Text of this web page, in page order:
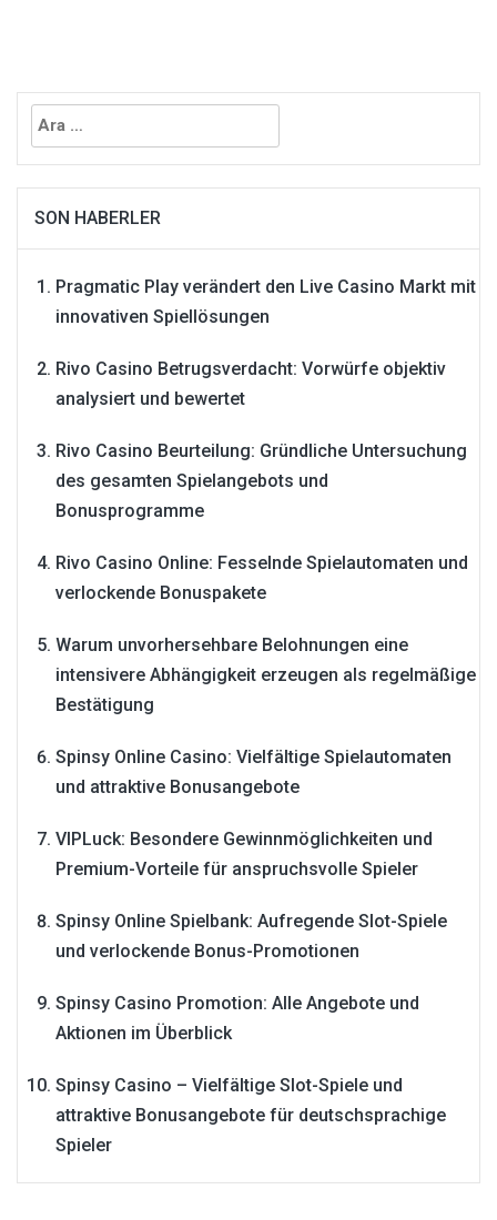
Arama:
SON HABERLER
Pragmatic Play verändert den Live Casino Markt mit
innovativen Spiellösungen
Rivo Casino Betrugsverdacht: Vorwürfe objektiv
analysiert und bewertet
Rivo Casino Beurteilung: Gründliche Untersuchung
des gesamten Spielangebots und
Bonusprogramme
Rivo Casino Online: Fesselnde Spielautomaten und
verlockende Bonuspakete
Warum unvorhersehbare Belohnungen eine
intensivere Abhängigkeit erzeugen als regelmäßige
Bestätigung
Spinsy Online Casino: Vielfältige Spielautomaten
und attraktive Bonusangebote
VIPLuck: Besondere Gewinnmöglichkeiten und
Premium-Vorteile für anspruchsvolle Spieler
Spinsy Online Spielbank: Aufregende Slot-Spiele
und verlockende Bonus-Promotionen
Spinsy Casino Promotion: Alle Angebote und
Aktionen im Überblick
Spinsy Casino – Vielfältige Slot-Spiele und
attraktive Bonusangebote für deutschsprachige
Spieler